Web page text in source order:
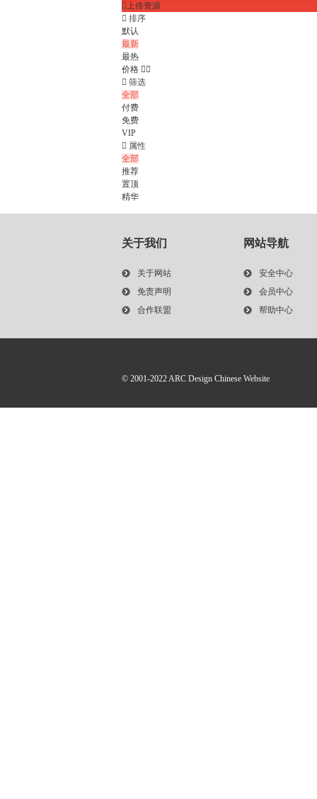
上传资源
 排序
默认
最新
最热
价格 
 筛选
全部
付费
免费
VIP
 属性
全部
推荐
置顶
精华
关于我们
关于网站
免责声明
合作联盟
网站导航
安全中心
会员中心
帮助中心
© 2001-2022ARC Design Chinese Website